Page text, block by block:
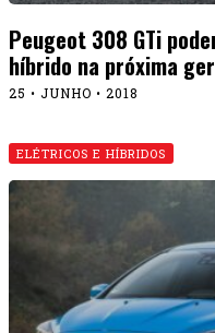
Peugeot 308 GTi
híbrido na próxima
25 • JUNHO • 2018
ELÉTRICOS E HÍBRIDOS